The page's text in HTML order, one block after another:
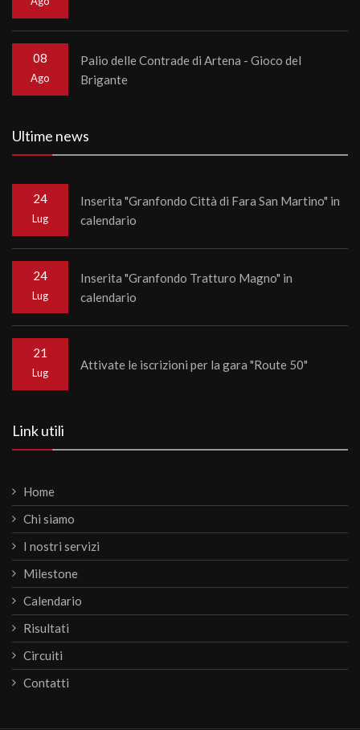
08
Ago
Palio delle Contrade di Artena - Gioco del
Brigante
Ultime news
24
Lug
Inserita "Granfondo Città di Fara San Martino" in
calendario
24
Lug
Inserita "Granfondo Tratturo Magno" in
calendario
21
Lug
Attivate le iscrizioni per la gara "Route 50"
Link utili
Home
Chi siamo
I nostri servizi
Milestone
Calendario
Risultati
Circuiti
Contatti